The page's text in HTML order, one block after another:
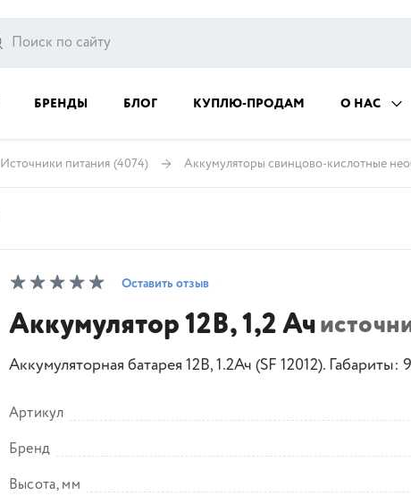
БРЕНДЫ БЛОГ КУПЛЮ-ПРОДАМ О НАС
Источники питания (4074) Аккумуляторы свинцово-кислотные
Оставить отзыв
Аккумулятор 12В, 1,2 Ач
Аккумуляторная батарея 12В, 1.2Ач (SF 12012).
Артикул
Бренд
Высота, мм